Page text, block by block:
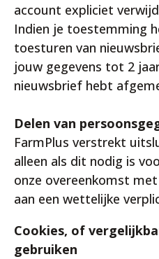
account expliciet
Indien je toestemming
toesturen van
jouw gegevens tot 2
nieuwsbrief hebt
Delen van
FarmPlus verstrekt
alleen als dit nodig is
onze overeenkomst
aan een wettelijke
Cookies, of
gebruiken